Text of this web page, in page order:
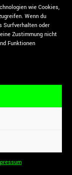
wie Cookies,
Wenn du
Surfverhalten oder
Zustimmung nicht
Funktionen
Instagram
YouTube
Twitter